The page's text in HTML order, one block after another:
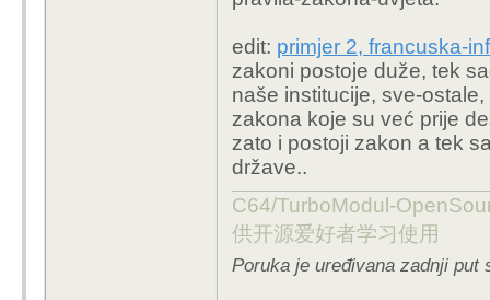
edit: primjer 2, francuska-
zakoni postoje duže, tek
naše institucije, sve-
zakona koje su već prije
zato i postoji zakon a tek
države..
C64/TurboModul-
供开源爱好者学习使用
Poruka je uređivana zadnji put